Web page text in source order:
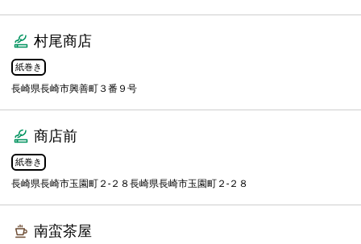
村尾商店
紙巻き
長崎県長崎市興善町３番９号
商店前
紙巻き
長崎県長崎市玉園町２-２８長崎県長崎市玉園町２-２８
南蛮茶屋